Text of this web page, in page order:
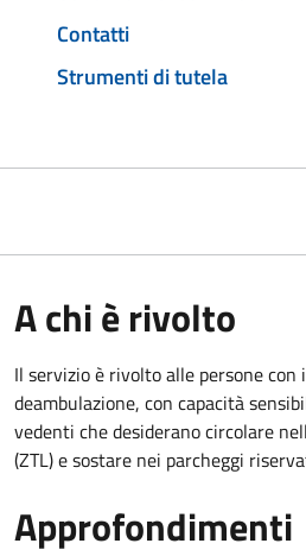
Contatti
Strumenti di tutela
A chi è rivolto
Il servizio è rivolto alle persone con
deambulazione, con capacità
vedenti che desiderano circolare
(ZTL) e sostare nei parcheggi
Approfondimenti